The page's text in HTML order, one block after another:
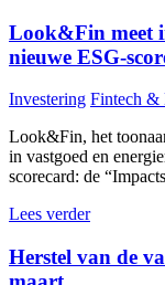
Look&Fin meet
nieuwe ESG-
Investering Fintech &
Look&Fin, het
in vastgoed en
scorecard: de
Lees verder
Herstel van de